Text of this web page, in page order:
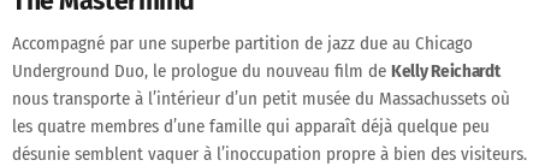
Accompagné par une superbe partition de jazz due au Chicago
Underground Duo, le prologue du nouveau film de Kelly Reichardt
nous transporte à l’intérieur d’un petit musée du Massachussets où
les quatre membres d’une famille qui apparaît déjà quelque peu
désunie semblent vaquer à l’inoccupation propre à bien des visiteurs.